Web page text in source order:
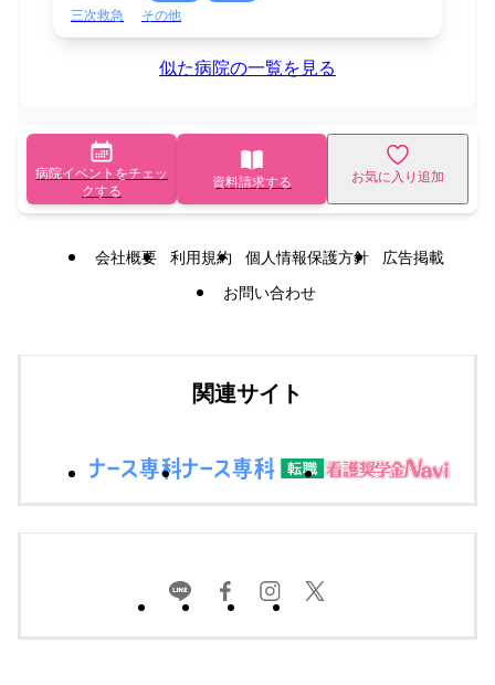
三次救急
その他
似た病院の一覧を見る
病院イベントをチェッ
クする
資料請求する お気に入り追加
会社概要 利用規約 個人情報保護方針
広告掲載
お問い合わせ
関連サイト